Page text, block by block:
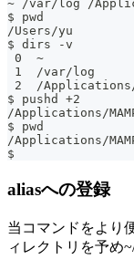
~ /var/log /
$ pwd
/Users/yu
$ dirs -v
0  ~
1  /var/log
2  /Applications/
$ pushd +2
/Applications/
$ pwd
/Applications/
$
aliasへの登録
当コマンドをより
ィレクトリを予め